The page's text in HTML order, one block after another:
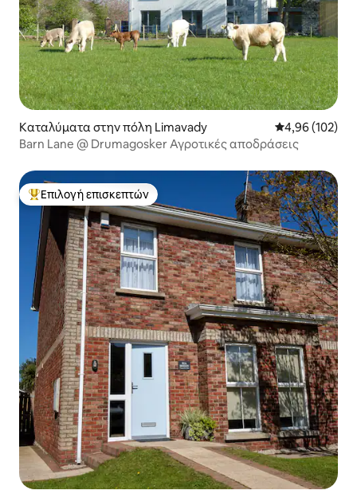
Καταλύματα στην πόλη Limavady Μέση
4,96 (102)
Barn Lane @ Drumagosker Αγροτικές αποδράσεις
Κορυφαία επιλογή επισκεπτών
Επιλογή επισκεπτών